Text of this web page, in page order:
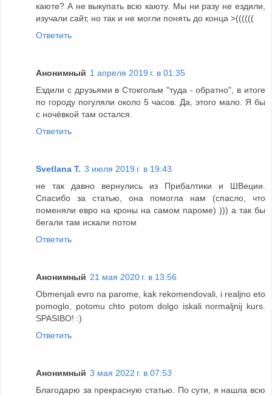
каюте? А не выкупать всю каюту. Мы ни разу не ездили,
изучали сайт, но так и не могли понять до конца >((((((
Ответить
Анонимный 1 апреля 2019 г. в 01:35
Ездили с друзьями в Стокгольм "туда - обратно", в итоге
по городу погуляли около 5 часов. Да, этого мало. Я бы
с ночёвкой там остался.
Ответить
Svetlana T. 3 июля 2019 г. в 19:43
не так давно вернулись из Прибалтики и ШВеции.
Спасибо за статью, она помогла нам (спасло, что
поменяли евро на кроны на самом пароме) ))) а так бы
бегали там искали потом
Ответить
Анонимный 21 мая 2020 г. в 13:56
Obmenjali evro na parome, kak rekomendovali, i realjno eto
pomoglo, potomu chto potom dolgo iskali normaljnij kurs.
SPASIBO! :)
Ответить
Анонимный 3 мая 2022 г. в 07:53
Благодарю за прекрасную статью. По сути, я нашла всю